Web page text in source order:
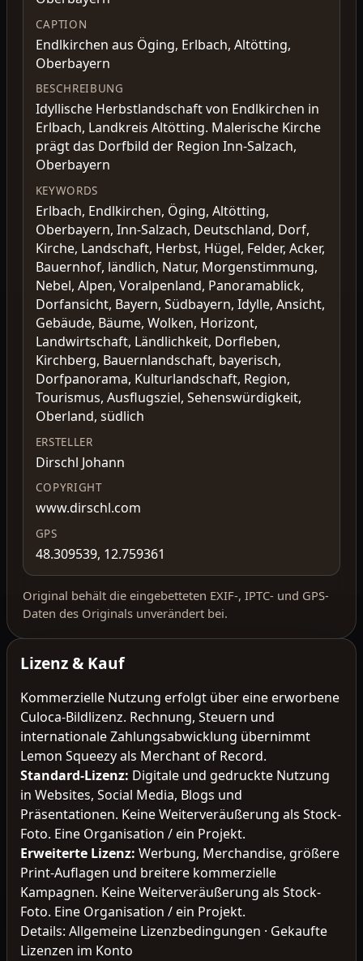
CAPTION
Endlkirchen aus Öging, Erlbach, Altötting,
Oberbayern
BESCHREIBUNG
Idyllische Herbstlandschaft von Endlkirchen in
Erlbach, Landkreis Altötting. Malerische Kirche
prägt das Dorfbild der Region Inn-Salzach,
Oberbayern
KEYWORDS
Erlbach, Endlkirchen, Öging, Altötting,
Oberbayern, Inn-Salzach, Deutschland, Dorf,
Kirche, Landschaft, Herbst, Hügel, Felder, Acker,
Bauernhof, ländlich, Natur, Morgenstimmung,
Nebel, Alpen, Voralpenland, Panoramablick,
Dorfansicht, Bayern, Südbayern, Idylle, Ansicht,
Gebäude, Bäume, Wolken, Horizont,
Landwirtschaft, Ländlichkeit, Dorfleben,
Kirchberg, Bauernlandschaft, bayerisch,
Dorfpanorama, Kulturlandschaft, Region,
Tourismus, Ausflugsziel, Sehenswürdigkeit,
Oberland, südlich
ERSTELLER
Dirschl Johann
COPYRIGHT
www.dirschl.com
GPS
48.309539, 12.759361
Original behält die eingebetteten EXIF-, IPTC- und GPS-
Daten des Originals unverändert bei.
Lizenz & Kauf
Kommerzielle Nutzung erfolgt über eine erworbene
Culoca-Bildlizenz. Rechnung, Steuern und
internationale Zahlungsabwicklung übernimmt
Lemon Squeezy als Merchant of Record.
Standard-Lizenz: Digitale und gedruckte Nutzung
in Websites, Social Media, Blogs und
Präsentationen. Keine Weiterveräußerung als Stock-
Foto. Eine Organisation / ein Projekt.
Erweiterte Lizenz: Werbung, Merchandise, größere
Print-Auflagen und breitere kommerzielle
Kampagnen. Keine Weiterveräußerung als Stock-
Foto. Eine Organisation / ein Projekt.
Details: Allgemeine Lizenzbedingungen · Gekaufte
Lizenzen im Konto